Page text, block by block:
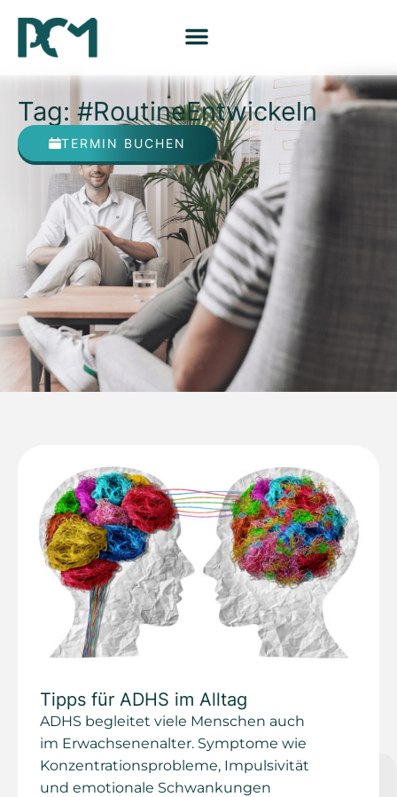
Tag: #RoutineEntwickeln
TERMIN BUCHEN
Tipps für ADHS im Alltag
ADHS begleitet viele Menschen auch
im Erwachsenenalter. Symptome wie
Konzentrationsprobleme, Impulsivität
und emotionale Schwankungen